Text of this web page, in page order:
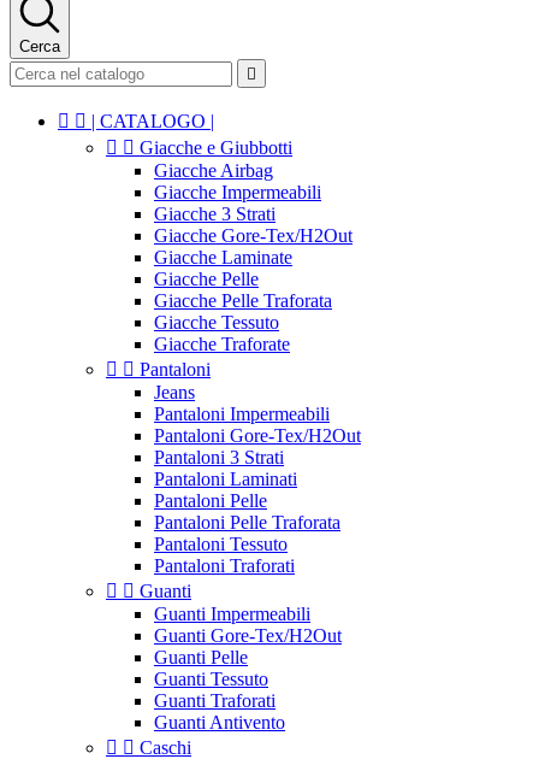
Cerca

  | CATALOGO |
  Giacche e Giubbotti
Giacche Airbag
Giacche Impermeabili
Giacche 3 Strati
Giacche Gore-Tex/H2Out
Giacche Laminate
Giacche Pelle
Giacche Pelle Traforata
Giacche Tessuto
Giacche Traforate
  Pantaloni
Jeans
Pantaloni Impermeabili
Pantaloni Gore-Tex/H2Out
Pantaloni 3 Strati
Pantaloni Laminati
Pantaloni Pelle
Pantaloni Pelle Traforata
Pantaloni Tessuto
Pantaloni Traforati
  Guanti
Guanti Impermeabili
Guanti Gore-Tex/H2Out
Guanti Pelle
Guanti Tessuto
Guanti Traforati
Guanti Antivento
  Caschi